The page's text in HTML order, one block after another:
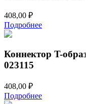
408,00 ₽
Подробнее
Коннектор T-
023115
408,00 ₽
Подробнее